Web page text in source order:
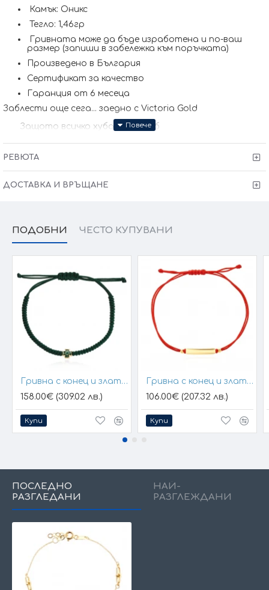
Камък: Оникс
Тегло: 1,46гр
Гривната може да бъде изработена и по-ваш
размер (запиши в забележка към поръчката)
Произведено в България
Сертификат за качество
Гаранция от 6 месеца
Заблести още сега... заедно с Victoria Gold
Защото всичко хубаво е с теб
Kрайната цена и теглото може да варират тъй като
размера на изделието. При онлайн поръчка, ще се
свържем с Вас, за да уточним всички характеристики и
РЕВЮТА
ДОСТАВКА И ВРЪЩАНЕ
ПОДОБНИ ЧЕСТО КУПУВАНИ
Гривна с конец и златен елемент кръст
158.00€ (309.02 лв.)
Купи
Гривна с конец и златна плочка за гравиране
106.00€ (207.32 лв.)
Купи
ПОСЛЕДНО
РАЗГЛЕДАНИ
НАЙ-
РАЗГЛЕЖДАНИ